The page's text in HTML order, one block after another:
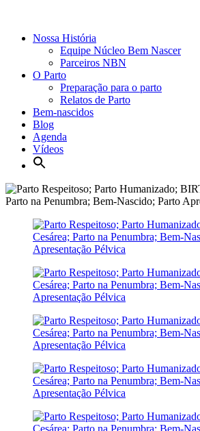
Nossa História
Equipe Núcleo Bem Nascer
Parceiros NBN
O Parto
Preparação para o parto
Relatos de Parto
Bem-nascidos
Blog
Agenda
Vídeos